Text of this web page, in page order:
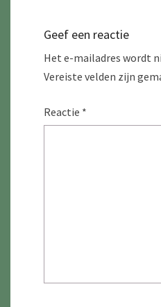
Geef een reactie
Het e-mailadres wordt
Vereiste velden zijn
Reactie *